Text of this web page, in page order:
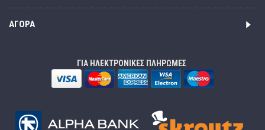
ΑΓΟΡΆ
ΓΙΑ ΗΛΕΚΤΡΟΝΙΚΕΣ ΠΛΗΡΩΜΕΣ